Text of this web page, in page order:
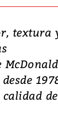
textura
lanza su
con
de